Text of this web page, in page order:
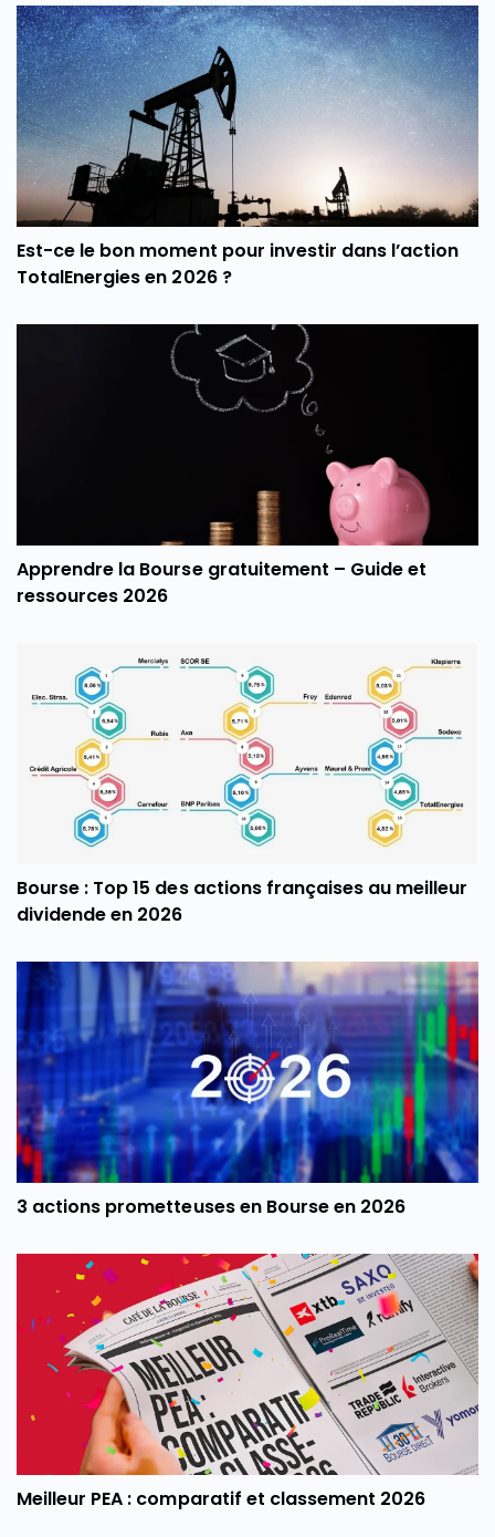
Est-ce le bon moment pour investir dans l’action
TotalEnergies en 2026 ?
Apprendre la Bourse gratuitement – Guide et
ressources 2026
Bourse : Top 15 des actions françaises au meilleur
dividende en 2026
3 actions prometteuses en Bourse en 2026
Meilleur PEA : comparatif et classement 2026